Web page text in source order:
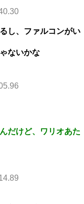
し、ファルコンがい
ないかな
だけど、ワリオあた